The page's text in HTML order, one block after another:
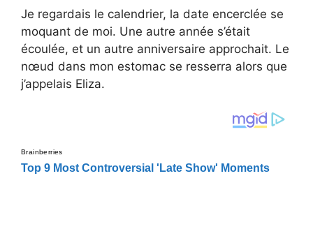
Je regardais le calendrier, la date encerclée se
moquant de moi. Une autre année s’était
écoulée, et un autre anniversaire approchait. Le
nœud dans mon estomac se resserra alors que
j’appelais Eliza.